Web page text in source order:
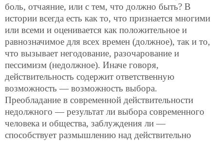
боль, отчаяние, или с тем, что должно быть? В
истории всегда есть как то, что признается многими
или всеми и оценивается как положительное и
равнозначимое для всех времен (должное), так и то,
что вызывает негодование, разочарование и
пессимизм (недолжное). Иначе говоря,
действительность содержит ответственную
возможность — возможность выбора.
Преобладание в современной действительности
недолжного — результат ли выбора современного
человека и общества, заблуждения ли —
способствует размышлению над действительно